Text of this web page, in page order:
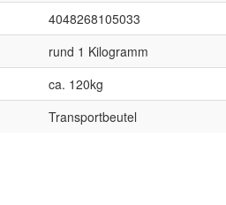
4048268105033
rund 1 Kilogramm
ca. 120kg
Transportbeutel